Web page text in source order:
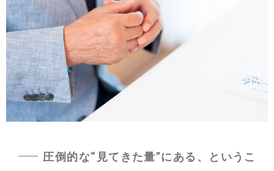
圧倒的な“見てきた量”にある、というこ